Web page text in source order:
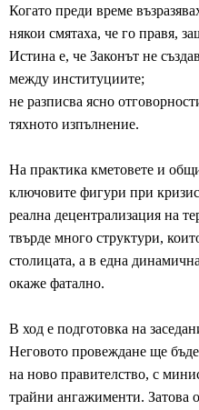
Когато преди време
някои смятаха, че го правя,
Истина е, че Законът не
между институциите;
не разписва ясно
тяхното изпълнение.
На практика кметовете и
ключовите фигури при
реална децентрализация на
твърде много структури,
столицата, а в една
окаже фатално.
В ход е подготовка на
Неговото провеждане ще
на ново правителство, с
трайни ангажименти. Затова